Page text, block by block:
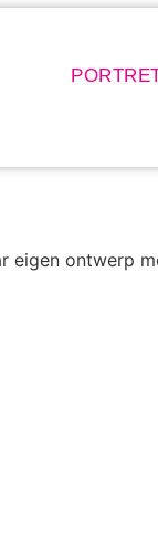
eigen ontwerp